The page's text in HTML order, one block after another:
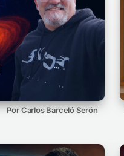
Por Carlos Barceló Serón